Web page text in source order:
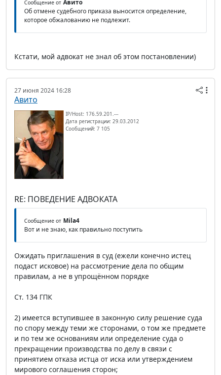
Сообщение от Авито
Об отмене судебного приказа выносится определение,
которое обжалованию не подлежит.
Кстати, мой адвокат не знал об этом постановлении)
27 июня 2024 16:28
Авито
IP/Host: 176.59.201.---
Дата регистрации: 29.03.2012
Сообщений: 7 105
RE: ПОВЕДЕНИЕ АДВОКАТА
Сообщение от Mila4
Вот и не знаю, как правильно поступить
Ожидать приглашения в суд (ежели конечно истец
подаст исковое) на рассмотрение дела по общим
правилам, а не в упрощённом порядке
Ст. 134 ГПК
2) имеется вступившее в законную силу решение суда
по спору между теми же сторонами, о том же предмете
и по тем же основаниям или определение суда о
прекращении производства по делу в связи с
принятием отказа истца от иска или утверждением
мирового соглашения сторон;